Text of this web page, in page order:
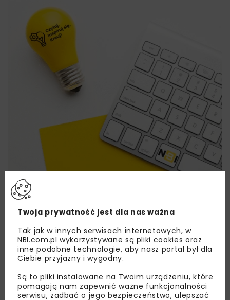
Lubisz wiedzieć więcej?
Zapisz się do newslettera aby otrzymywać od
nas najlepsze informacje branżowe,
zaproszenia na wydarzenia, atrakcyjne oferty i
dedykowane akcje specjalne.
Twoja prywatność jest dla nas ważna
Tak jak w innych serwisach internetowych, w
NBI.com.pl wykorzystywane są pliki cookies oraz
inne podobne technologie, aby nasz portal był dla
Ciebie przyjazny i wygodny.
Są to pliki instalowane na Twoim urządzeniu, które
pomagają nam zapewnić ważne funkcjonalności
serwisu, zadbać o jego bezpieczeństwo, ulepszać